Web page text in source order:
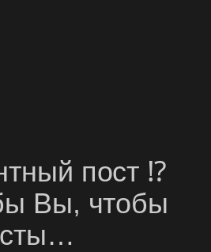
пост ⁉
Вы, чтобы